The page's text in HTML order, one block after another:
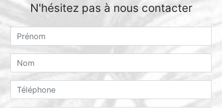
N'hésitez pas à nous contacter